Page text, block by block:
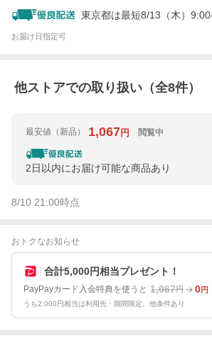
東京都は最短8/13（木）
お届け日指定可
他ストアでの取り扱い（全8件）
最安値 （新品） 1,067円 閲覧中
2日以内にお届け可能な商品あり
8/10 21:00時点
おトクなお知らせ
合計5,000円相当プレゼント！
PayPayカード入会特典を使うと 1,067円 0円
うち2,000円相当は利用先・期間限定。他条件あり